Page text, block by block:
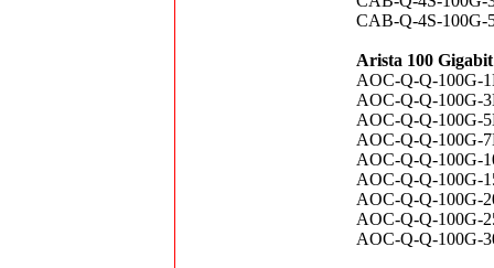
CAB-Q-4S-100G-
Arista 100
AOC-Q-Q-100G-
AOC-Q-Q-100G-
AOC-Q-Q-100G-
AOC-Q-Q-100G-
AOC-Q-Q-100G-
AOC-Q-Q-100G-
AOC-Q-Q-100G-
AOC-Q-Q-100G-
AOC-Q-Q-100G-